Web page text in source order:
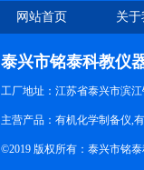
网站首页 关
泰兴市铭泰科教仪
工厂地址：江苏省泰兴市滨
主营产品：有机化学制备仪,
©2019 版权所有：泰兴市铭